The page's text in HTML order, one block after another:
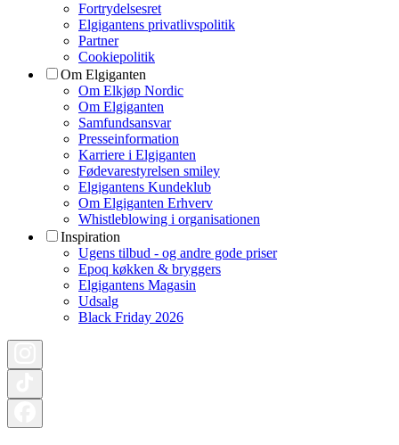
Fortrydelsesret
Elgigantens privatlivspolitik
Partner
Cookiepolitik
Om Elgiganten
Om Elkjøp Nordic
Om Elgiganten
Samfundsansvar
Presseinformation
Karriere i Elgiganten
Fødevarestyrelsen smiley
Elgigantens Kundeklub
Om Elgiganten Erhverv
Whistleblowing i organisationen
Inspiration
Ugens tilbud - og andre gode priser
Epoq køkken & bryggers
Elgigantens Magasin
Udsalg
Black Friday 2026